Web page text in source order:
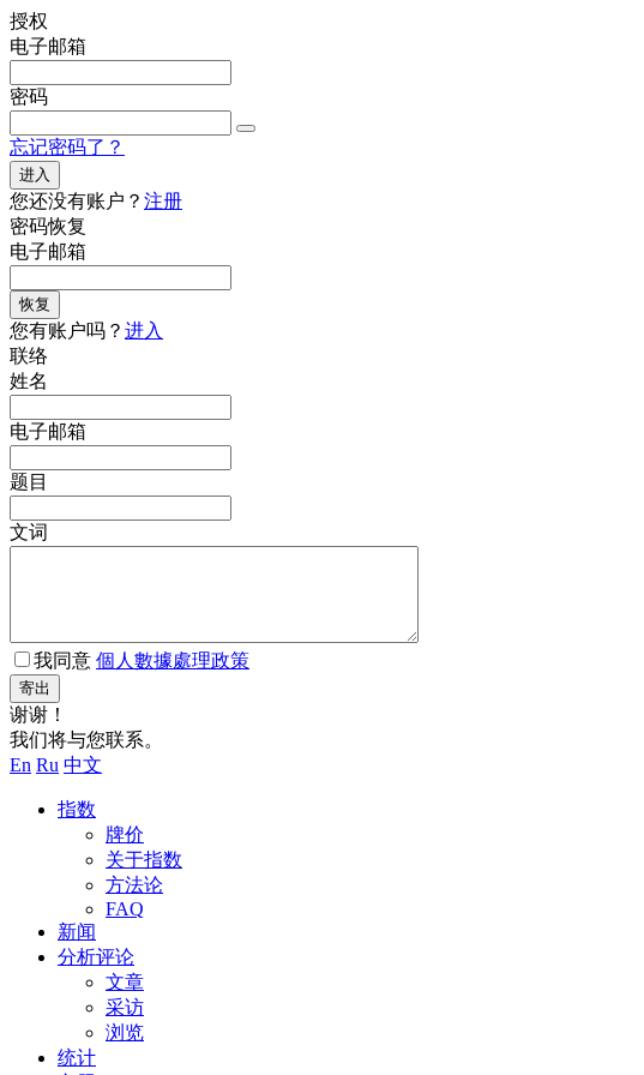
授权
电子邮箱
密码
忘记密码了？
进入
您还没有账户？ 注册
密码恢复
电子邮箱
恢复
您有账户吗？ 进入
联络
姓名
电子邮箱
题目
文词
我同意 個人數據處理政策
寄出
谢谢！
我们将与您联系。
En Ru 中文
指数
牌价
关于指数
方法论
FAQ
新闻
分析评论
文章
采访
浏览
统计